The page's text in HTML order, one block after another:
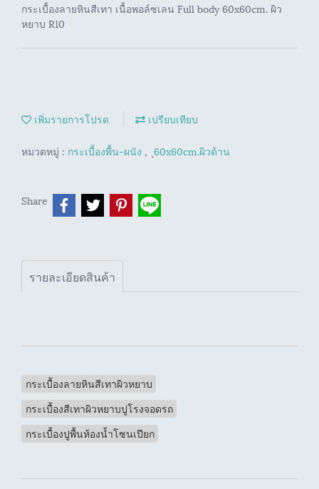
กระเบื้องลายหินสีเทา เนื้อพอล์ซเลน Full body 60x60cm. ผิว
หยาบ R10
เพิ่มรายการโปรด เปรียบเทียบ
หมวดหมู่ : กระเบื้องพื้น-ผนัง , ุ60x60cm.ผิวด้าน
Share
รายละเอียดสินค้า
กระเบื้องลายหินสีเทาผิวหยาบ
กระเบื้องสีเทาผิวหยาบปูโรงจอดรถ
กระเบื้องปูพื้นห้องน้ำโซนเปียก